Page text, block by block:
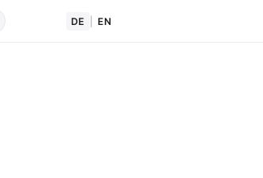
DE EN